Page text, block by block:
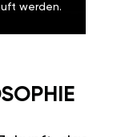
werden.